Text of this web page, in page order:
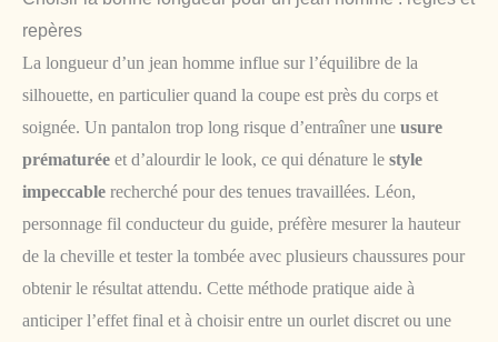
repères
La longueur d’un jean homme influe sur l’équilibre de la
silhouette, en particulier quand la coupe est près du corps et
soignée. Un pantalon trop long risque d’entraîner une usure
prématurée et d’alourdir le look, ce qui dénature le style
impeccable recherché pour des tenues travaillées. Léon,
personnage fil conducteur du guide, préfère mesurer la hauteur
de la cheville et tester la tombée avec plusieurs chaussures pour
obtenir le résultat attendu. Cette méthode pratique aide à
anticiper l’effet final et à choisir entre un ourlet discret ou une